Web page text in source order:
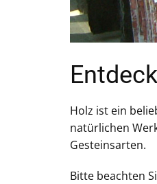
Holz ist ein
natürlichen
Gesteinsarten.
Bitte beachten